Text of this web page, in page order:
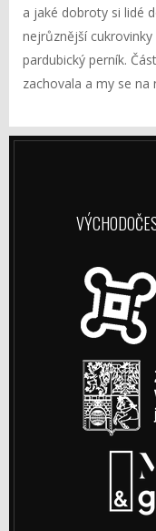
a jaké dobroty si lidé
nejrůznější
pardubický perník.
zachovala a my se na